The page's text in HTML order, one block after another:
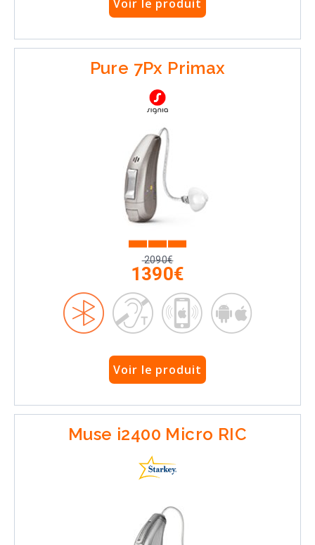
Voir le produit
Pure 7Px Primax
2090€
1390€
Voir le produit
Muse i2400 Micro RIC